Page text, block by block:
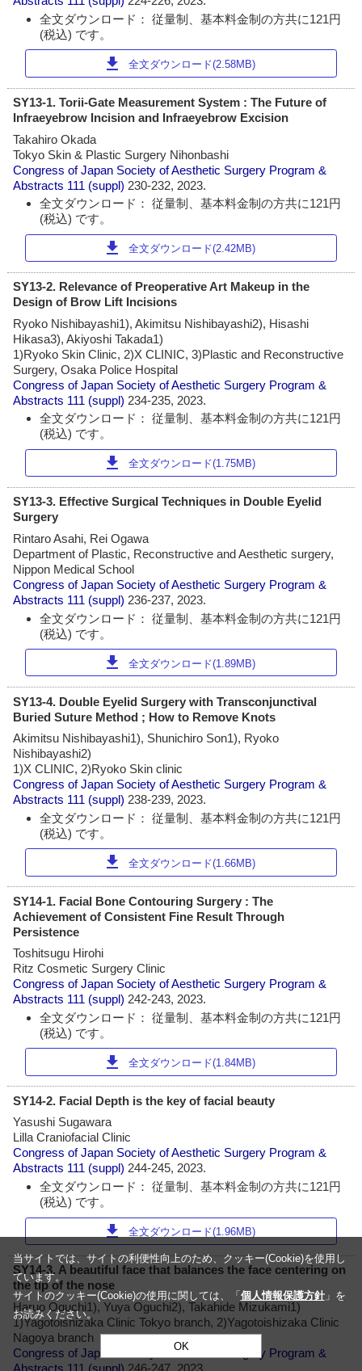
全文ダウンロード： 従量制、基本料金制の方共に121円
(税込) です。
download 全文ダウンロード(2.58MB)
SY13-1. Torii-Gate Measurement System : The Future of
Infraeyebrow Incision and Infraeyebrow Excision
Takahiro Okada
Tokyo Skin & Plastic Surgery Nihonbashi
Congress of Japan Society of Aesthetic Surgery Program &
Abstracts 111 (suppl) 230-232, 2023.
全文ダウンロード： 従量制、基本料金制の方共に121円
(税込) です。
download 全文ダウンロード(2.42MB)
SY13-2. Relevance of Preoperative Art Makeup in the
Design of Brow Lift Incisions
Ryoko Nishibayashi1), Akimitsu Nishibayashi2), Hisashi
Hikasa3), Akiyoshi Takada1)
1)Ryoko Skin Clinic, 2)X CLINIC, 3)Plastic and Reconstructive
Surgery, Osaka Police Hospital
Congress of Japan Society of Aesthetic Surgery Program &
Abstracts 111 (suppl) 234-235, 2023.
全文ダウンロード： 従量制、基本料金制の方共に121円
(税込) です。
download 全文ダウンロード(1.75MB)
SY13-3. Effective Surgical Techniques in Double Eyelid
Surgery
Rintaro Asahi, Rei Ogawa
Department of Plastic, Reconstructive and Aesthetic surgery,
Nippon Medical School
Congress of Japan Society of Aesthetic Surgery Program &
Abstracts 111 (suppl) 236-237, 2023.
全文ダウンロード： 従量制、基本料金制の方共に121円
(税込) です。
download 全文ダウンロード(1.89MB)
SY13-4. Double Eyelid Surgery with Transconjunctival
Buried Suture Method ; How to Remove Knots
Akimitsu Nishibayashi1), Shunichiro Son1), Ryoko
Nishibayashi2)
1)X CLINIC, 2)Ryoko Skin clinic
Congress of Japan Society of Aesthetic Surgery Program &
Abstracts 111 (suppl) 238-239, 2023.
全文ダウンロード： 従量制、基本料金制の方共に121円
(税込) です。
download 全文ダウンロード(1.66MB)
SY14-1. Facial Bone Contouring Surgery : The
Achievement of Consistent Fine Result Through
Persistence
Toshitsugu Hirohi
Ritz Cosmetic Surgery Clinic
Congress of Japan Society of Aesthetic Surgery Program &
Abstracts 111 (suppl) 242-243, 2023.
全文ダウンロード： 従量制、基本料金制の方共に121円
(税込) です。
download 全文ダウンロード(1.84MB)
SY14-2. Facial Depth is the key of facial beauty
Yasushi Sugawara
Lilla Craniofacial Clinic
Congress of Japan Society of Aesthetic Surgery Program &
Abstracts 111 (suppl)244-245, 2023.
全文ダウンロード： 従量制、基本料金制の方共に121円
(税込) です。
download 全文ダウンロード(1.96MB)
SY14-3. A beautiful face that balances the face centering on
the tip of the nose
Haruo Oguchi1), Yuya Oguchi2), Takahide Mizukami1)
1)Yagotoishizaka Clinic Tokyo branch, 2)Yagotoishizaka Clinic
Nagoya branch
Congress of Japan Society of Aesthetic Surgery Program &
Abstracts 111 (suppl) 246-247, 2023.
当サイトでは、サイトの利便性向上のため、クッキー(Cookie)を使用し
ています。
サイトのクッキー(Cookie)の使用に関しては、「 個人情報保護方針」を
お読みください。
OK